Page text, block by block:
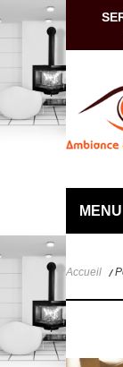
MENU
Accueil